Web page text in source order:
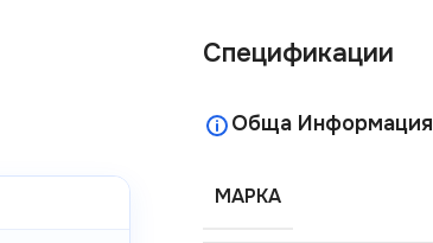
Спецификации
Обща Информация
МАРКА